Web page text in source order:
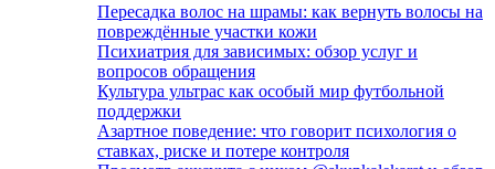
Пересадка волос на шрамы: как вернуть волосы на
повреждённые участки кожи
Психиатрия для зависимых: обзор услуг и
вопросов обращения
Культура ультрас как особый мир футбольной
поддержки
Азартное поведение: что говорит психология о
ставках, риске и потере контроля